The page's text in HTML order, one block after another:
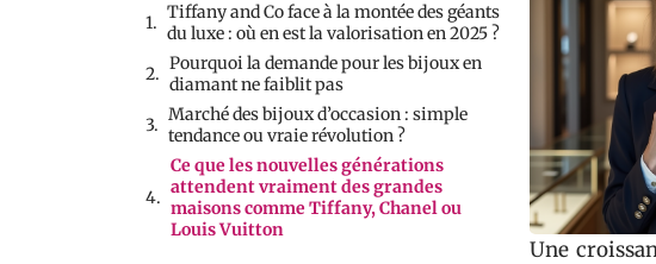
Tiffany and Co face à la montée des géants
du luxe : où en est la valorisation en 2025 ?
Pourquoi la demande pour les bijoux en
diamant ne faiblit pas
Marché des bijoux d’occasion : simple
tendance ou vraie révolution ?
Ce que les nouvelles générations
attendent vraiment des grandes
maisons comme Tiffany, Chanel ou
Louis Vuitton
Une